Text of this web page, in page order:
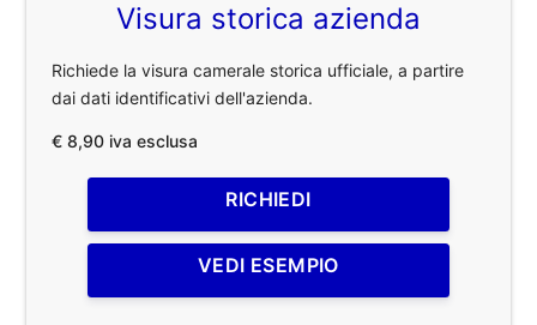
Visura storica azienda
Richiede la visura camerale storica ufficiale, a partire
dai dati identificativi dell'azienda.
€ 8,90 iva esclusa
RICHIEDI
VEDI ESEMPIO